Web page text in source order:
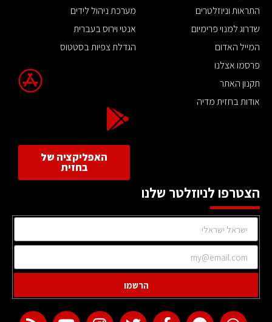
התראות וניוזלטרים
שדרוג למנוי פרימיום
המייל האדום
פרסמו אצלנו
תקנון האתר
אודות בחזית מדיה
מערכת ניהול לידים
אנטי וירוס בעברית
הגדלת צפיות בסטטוס
האפליקציה של
בחזית
הצטרפו לניוזלטר שלנו
הרשמו